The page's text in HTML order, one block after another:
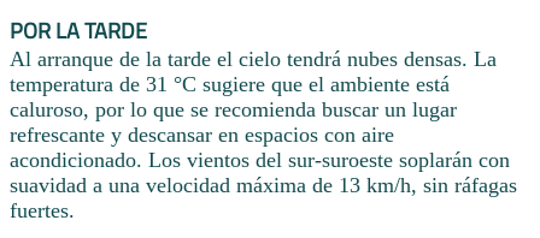
POR LA TARDE
Al arranque de la tarde el cielo tendrá nubes densas. La
temperatura de 31 °C sugiere que el ambiente está
caluroso, por lo que se recomienda buscar un lugar
refrescante y descansar en espacios con aire
acondicionado. Los vientos del sur-suroeste soplarán con
suavidad a una velocidad máxima de 13 km/h, sin ráfagas
fuertes.